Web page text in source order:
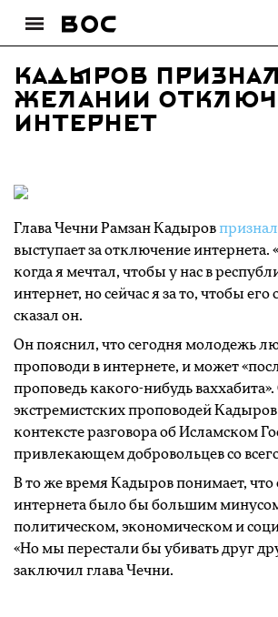
Кадыров
желании
интернет
Глава Чечни Рамзан Кадыров
выступает за отключение интернета.
когда я мечтал, чтобы у нас в
интернет, но сейчас я за то, чтобы
сказал он.
Он пояснил, что сегодня молодежь
проповоди в интернете, и может
проповедь какого-нибудь
экстремистских проповодей Кадыров
контексте разговора об Исламском
привлекающем добровольцев со
В то же время Кадыров понимает,
интернета было бы большим
политическом, экономическом и
«Но мы перестали бы убивать друг
заключил глава Чечни.